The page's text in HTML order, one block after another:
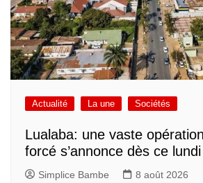
Actualité La une Sociétés
Lualaba: une vaste
forcé s’annonce dès ce
Simplice Bambe 8 août 2026